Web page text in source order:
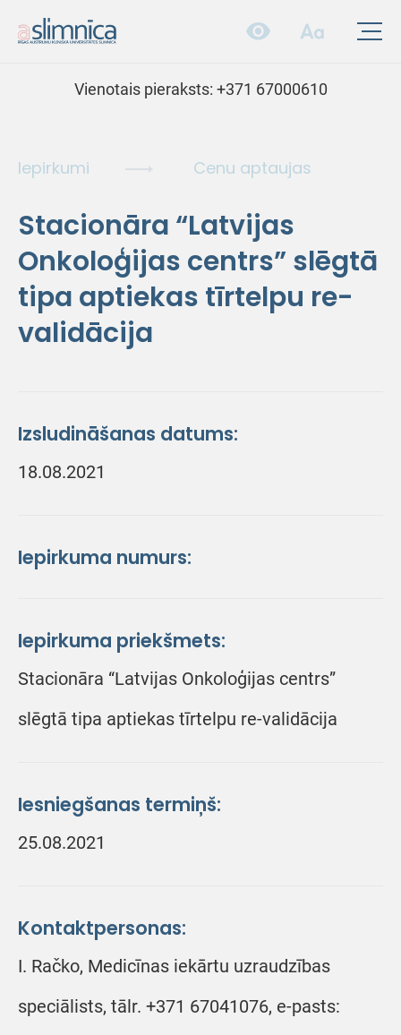
Vienotais pieraksts: +371 67000610
Iepirkumi Cenu aptaujas
Stacionāra “Latvijas
Onkoloģijas centrs” slēgtā
tipa aptiekas tīrtelpu re-
validācija
Izsludināšanas datums:
18.08.2021
Iepirkuma numurs:
Iepirkuma priekšmets:
Stacionāra “Latvijas Onkoloģijas centrs”
slēgtā tipa aptiekas tīrtelpu re-validācija
Iesniegšanas termiņš:
25.08.2021
Kontaktpersonas:
I. Račko, Medicīnas iekārtu uzraudzības
speciālists, tālr. +371 67041076, e-pasts: